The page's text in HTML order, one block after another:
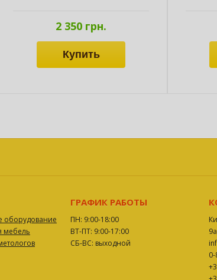
2 350 грн.
оборудование
мебель
ГРАФИК РАБОТЫ
ПН: 9:00-18:00
ВТ-ПТ: 9:00-17:00
СБ-ВС: выходной